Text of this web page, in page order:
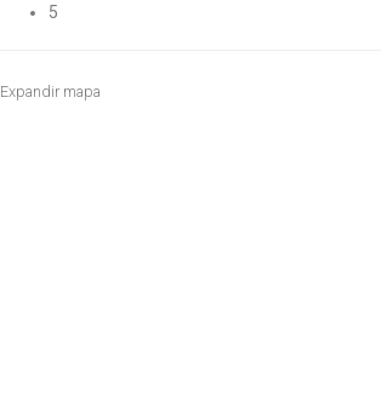
5
Expandir mapa